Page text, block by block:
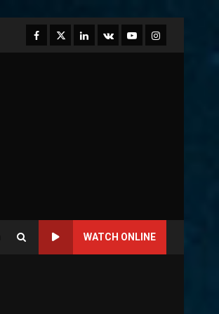
Facebook
TwitterLinkedin
VK YoutubeInstagram
WATCH ONLINE